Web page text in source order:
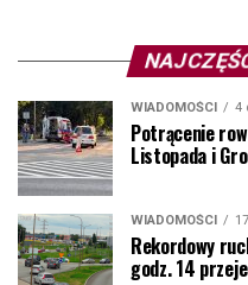
WIADOMOŚCI 4
Potrącenie
Listopada i
WIADOMOŚCI
Rekordowy
godz. 14